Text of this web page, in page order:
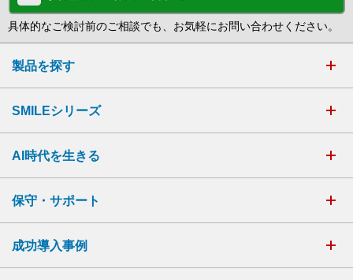
具体的なご検討前のご相談でも、お気軽にお問い合わせください。
製品を探す
SMILEシリーズ
AI時代を生きる
保守・サポート
成功導入事例